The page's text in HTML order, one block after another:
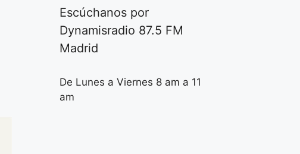
Escúchanos por
Dynamisradio 87.5 FM
Madrid
De Lunes a Viernes 8 am a 11
am